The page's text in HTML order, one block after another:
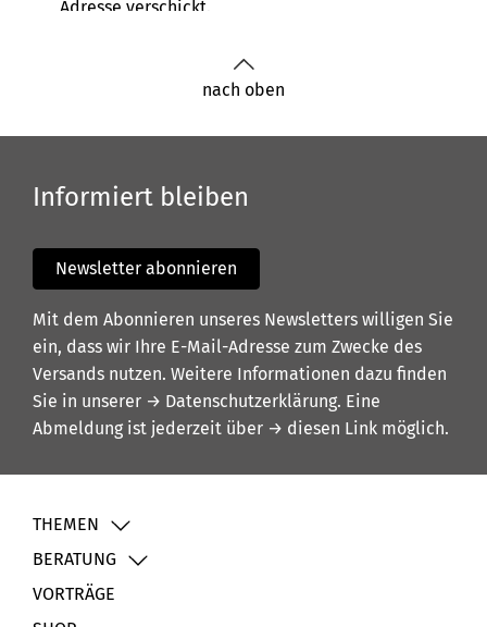
nach oben
Informiert bleiben
Newsletter abonnieren
Mit dem Abonnieren unseres Newsletters willigen Sie
ein, dass wir Ihre E-Mail-Adresse zum Zwecke des
Versands nutzen. Weitere Informationen dazu finden
Sie in unserer → Datenschutzerklärung. Eine
Abmeldung ist jederzeit über → diesen Link möglich.
THEMEN
BERATUNG
VORTRÄGE